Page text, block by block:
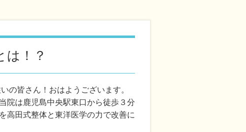
は！？
の皆さん！おはようございます。
院は鹿児島中央駅東口から徒歩３分
高田式整体と東洋医学の力で改善に